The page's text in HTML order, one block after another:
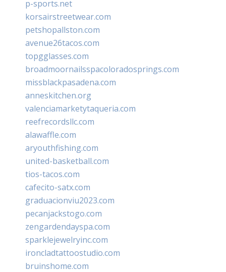
p-sports.net
korsairstreetwear.com
petshopallston.com
avenue26tacos.com
topgglasses.com
broadmoornailsspacoloradosprings.com
missblackpasadena.com
anneskitchen.org
valenciamarketytaqueria.com
reefrecordsllc.com
alawaffle.com
aryouthfishing.com
united-basketball.com
tios-tacos.com
cafecito-satx.com
graduacionviu2023.com
pecanjackstogo.com
zengardendayspa.com
sparklejewelryinc.com
ironcladtattoostudio.com
bruinshome.com